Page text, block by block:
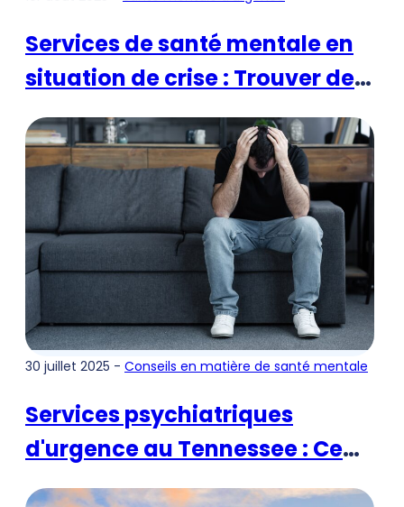
Services de santé mentale en
situation de crise : Trouver de
l'aide au moment où l'on en a
le plus besoin
30 juillet 2025 - Conseils en matière de santé mentale
Services psychiatriques
d'urgence au Tennessee : Ce
qu'il faut savoir